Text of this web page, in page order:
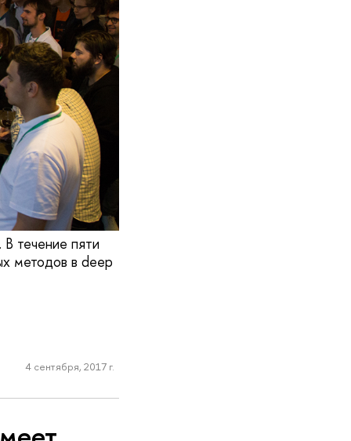
течение пяти
методов в deep
4 сентября, 2017 г.